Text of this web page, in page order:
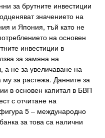
за брутните инвестиции
значението на
и Япония, тъй като не
на основен
инвестиции в
за замяна на
а не за увеличаване на
за растежа. Данните за
в основен капитал в БВП
с отчитане на
5 – международно
за това са налични